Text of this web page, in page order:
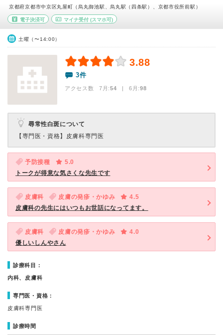
京都府京都市中京区丸屋町（烏丸御池駅、烏丸駅（四条駅）、京都市役所前駅）
電子決済可 マイナ受付(スマホ可)
土曜（〜14:00）
3.88
3件
アクセス数 7月:54 | 6月:98
尋常性白斑について
【専門医・資格】 皮膚科専門医
予防接種
5.0
トークが得意な気さくな先生です
皮膚科 皮膚の発疹・かゆみ
4.5
皮膚科の先生にはいつもお世話になってます。
皮膚科 皮膚の発疹・かゆみ
4.0
優しいしんやさん
診療科目：
内科、皮膚科
専門医・資格：
皮膚科専門医
診療時間